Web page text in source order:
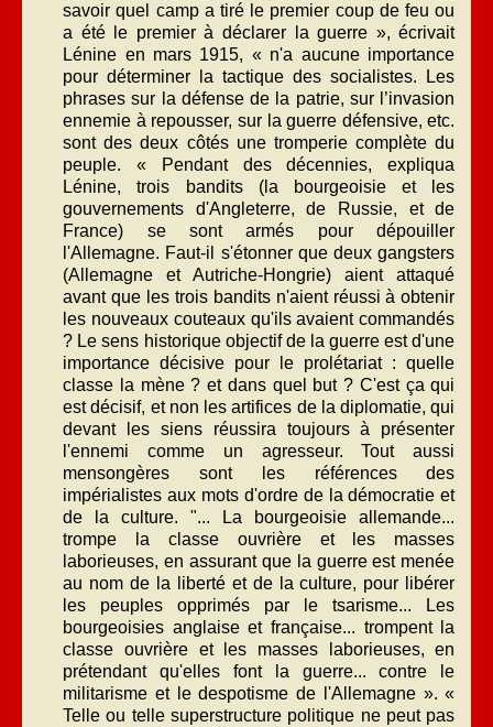
savoir quel camp a tiré le premier coup de feu ou
a été le premier à déclarer la guerre », écrivait
Lénine en mars 1915, « n'a aucune importance
pour déterminer la tactique des socialistes. Les
phrases sur la défense de la patrie, sur l’invasion
ennemie à repousser, sur la guerre défensive, etc.
sont des deux côtés une tromperie complète du
peuple. « Pendant des décennies, expliqua
Lénine, trois bandits (la bourgeoisie et les
gouvernements d'Angleterre, de Russie, et de
France) se sont armés pour dépouiller
l'Allemagne. Faut-il s'étonner que deux gangsters
(Allemagne et Autriche-Hongrie) aient attaqué
avant que les trois bandits n'aient réussi à obtenir
les nouveaux couteaux qu'ils avaient commandés
? Le sens historique objectif de la guerre est d'une
importance décisive pour le prolétariat : quelle
classe la mène ? et dans quel but ? C'est ça qui
est décisif, et non les artifices de la diplomatie, qui
devant les siens réussira toujours à présenter
l'ennemi comme un agresseur. Tout aussi
mensongères sont les références des
impérialistes aux mots d'ordre de la démocratie et
de la culture. "... La bourgeoisie allemande...
trompe la classe ouvrière et les masses
laborieuses, en assurant que la guerre est menée
au nom de la liberté et de la culture, pour libérer
les peuples opprimés par le tsarisme... Les
bourgeoisies anglaise et française... trompent la
classe ouvrière et les masses laborieuses, en
prétendant qu'elles font la guerre... contre le
militarisme et le despotisme de l'Allemagne ». «
Telle ou telle superstructure politique ne peut pas